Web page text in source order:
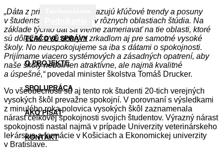
TLAČOVÉ SPRÁVY
O PROJEKTE
SPOLUPRÁCA
AKO PÍSAŤ
KONTAKT
„Dáta z prieskumu nám ukazujú kľúčové trendy a posuny
v študentskej spokojnosti v rôznych oblastiach štúdia. Na
základe týchto dát sa vieme zameriavať na tie oblasti, ktoré
sú dôležité a sú dobrým zrkadlom aj pre samotné vysoké
školy. No neuspokojujeme sa iba s dátami o spokojnosti.
Prijímame viacero systémových a zásadných opatrení, aby
naše školy neboli len atraktívne, ale najmä kvalitné
a úspešné,“ povedal minister školstva Tomáš Drucker.
Vo všeobecnosti sú aj tento rok študenti 20-tich verejných
vysokých škôl prevažne spokojní. V porovnaní s výsledkami
z minulého roka polovica vysokých škôl zaznamenala
nárast celkovej spokojnosti svojich študentov. Výrazný nárast
spokojnosti nastal najmä v prípade Univerzity veterinárskeho
lekárstva a farmácie v Košiciach a Ekonomickej univerzity
v Bratislave.